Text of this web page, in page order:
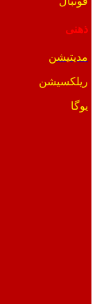
ذهنی
مدیتیشن
ریلکسیشن
یوگا